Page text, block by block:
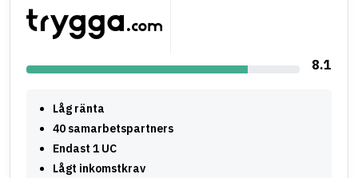
8.1
Låg ränta
40 samarbetspartners
Endast 1 UC
Lågt inkomstkrav